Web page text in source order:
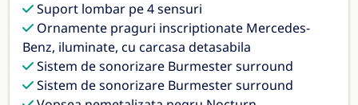
Suport lombar pe 4 sensuri
Ornamente praguri inscriptionate Mercedes-
Benz, iluminate, cu carcasa detasabila
Sistem de sonorizare Burmester surround
Sistem de sonorizare Burmester surround